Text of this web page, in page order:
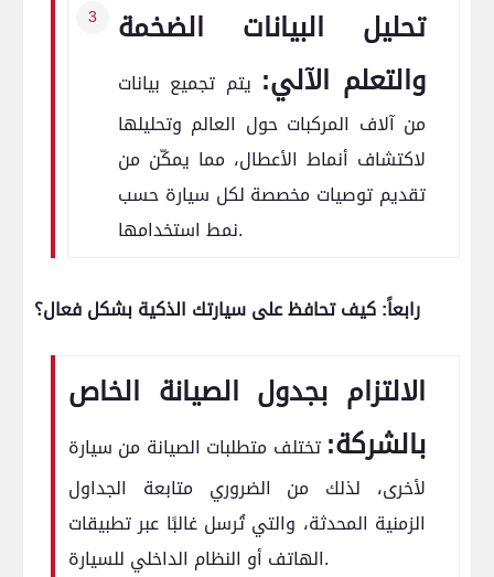
تحليل البيانات الضخمة
والتعلم الآلي: يتم تجميع بيانات
من آلاف المركبات حول العالم وتحليلها
لاكتشاف أنماط الأعطال، مما يمكّن من
تقديم توصيات مخصصة لكل سيارة حسب
نمط استخدامها.
رابعاً: كيف تحافظ على سيارتك الذكية بشكل فعال؟
الالتزام بجدول الصيانة الخاص
بالشركة: تختلف متطلبات الصيانة من سيارة
لأخرى، لذلك من الضروري متابعة الجداول
الزمنية المحدثة، والتي تُرسل غالبًا عبر تطبيقات
الهاتف أو النظام الداخلي للسيارة.